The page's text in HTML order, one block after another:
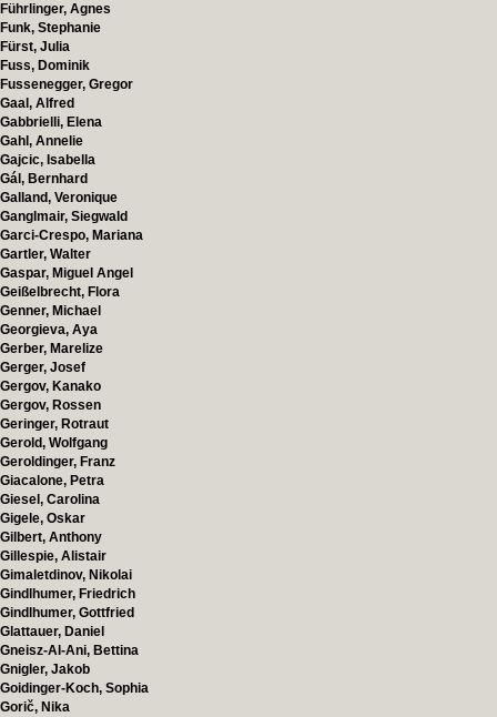
Führlinger, Agnes
Funk, Stephanie
Fürst, Julia
Fuss, Dominik
Fussenegger, Gregor
Gaal, Alfred
Gabbrielli, Elena
Gahl, Annelie
Gajcic, Isabella
Gál, Bernhard
Galland, Veronique
Ganglmair, Siegwald
Garci-Crespo, Mariana
Gartler, Walter
Gaspar, Miguel Angel
Geißelbrecht, Flora
Genner, Michael
Georgieva, Aya
Gerber, Marelize
Gerger, Josef
Gergov, Kanako
Gergov, Rossen
Geringer, Rotraut
Gerold, Wolfgang
Geroldinger, Franz
Giacalone, Petra
Giesel, Carolina
Gigele, Oskar
Gilbert, Anthony
Gillespie, Alistair
Gimaletdinov, Nikolai
Gindlhumer, Friedrich
Gindlhumer, Gottfried
Glattauer, Daniel
Gneisz-Al-Ani, Bettina
Gnigler, Jakob
Goidinger-Koch, Sophia
Gorič, Nika